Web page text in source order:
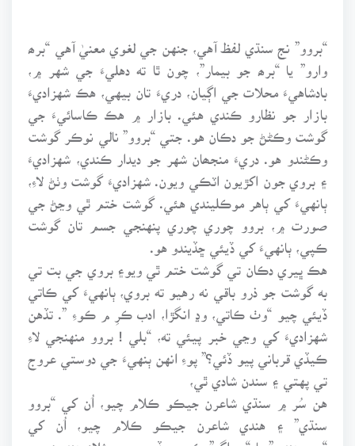
“بروو” نج سنڌي لفظ آهي، جنهن جي لغوي معنيٰ آهي “برھ
وارو” يا “برھ جو بيمار”، چون ٿا ته دهليءَ جي شهر ۾،
بادشاهيءَ محلات جي اڳيان، دريءَ تان بيهي، هڪ شهزاديءَ
بازار جو نظارو ڪندي هئي. بازار ۾ هڪ ڪاسائيءَ جي
گوشت وڪڻڻ جو دڪان هو. جتي “بروو” نالي نوڪر گوشت
وڪڻندو هو. دريءَ منجھان شهر جو ديدار ڪندي، شهزاديءَ
۽ بروي جون اکڙيون اٽڪي ويون. شهزاديءَ گوشت وٺڻ لاءِ،
ٻانهيءَ کي ٻاهر موڪليندي هئي. گوشت ختم ٿي وڃڻ جي
صورت ۾، بروو چوري چوري پنهنجي جسم تان گوشت
ڪپي، ٻانهيءَ کي ڏيئي ڇڏيندو هو.
هڪ ڀيري دڪان تي گوشت ختم ٿي ويو۽ بروي جي بت تي
به گوشت جو ذرو باقي نه رهيو ته بروي، ٻانهيءَ کي ڪاتي
ڏيئي چيو “وٺ ڪاتي، وڍ انگڙا، ادب ڪرِ م ڪوءِ ”. تڏهن
شهزاديءَ کي وڃي خبر پيئي ته، “بلي ! بروو منهنجي لاءِ
ڪيڏي قرباني پيو ڏئي؟” پوءِ انهن ٻنهيءَ جي دوستي عروج
تي پهتي ۽ سندن شادي ٿي،
هن سُر ۾ سنڌي شاعرن جيڪو ڪلام چيو، اُن کي “بروو
سنڌي” ۽ هندي شاعرن جيڪو ڪلام چيو، اُن کي
“برووهندي” يا “بيراڳ” ڪري سڏيو ويو. مثلا؛ هنديءَ جي